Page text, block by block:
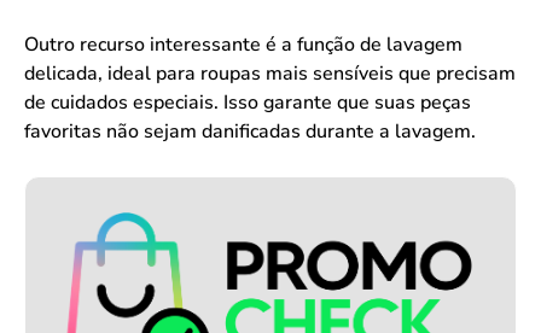
Outro recurso interessante é a função de lavagem
delicada, ideal para roupas mais sensíveis que precisam
de cuidados especiais. Isso garante que suas peças
favoritas não sejam danificadas durante a lavagem.